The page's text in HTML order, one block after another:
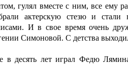
гулял вместе с ним, все ему
актерскую стезю и стали
И в свое время очень
Симоновой. С детства
в десять лет играл Федю